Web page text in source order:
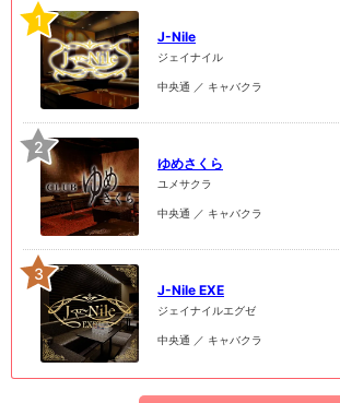
1
J-Nile
ジェイナイル
中央通 ／ キャバクラ
2
ゆめさくら
ユメサクラ
中央通 ／ キャバクラ
3
J-Nile EXE
ジェイナイルエグゼ
中央通 ／ キャバクラ